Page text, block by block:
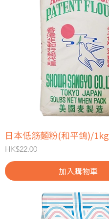
日本低筋麵粉(和平鴿)/1kg
價格
HK$22.00
加入購物車